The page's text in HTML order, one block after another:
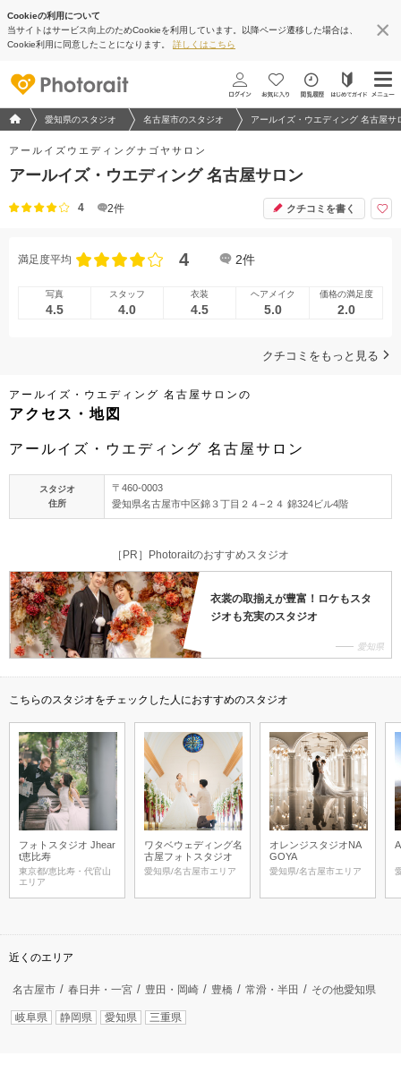
Cookieの利用について
当サイトはサービス向上のためCookieを利用しています。以降ページ遷移した場合は、
Cookie利用に同意したことになります。 詳しくはこちら
フォトウエディング/結婚写真のPhotorait ホーム
愛知県のスタジオ 名古屋市のスタジオ アールイズ・ウエディング 名古屋サ
アールイズウエディングナゴヤサロン
アールイズ・ウエディング 名古屋サロン
4 2件 クチコミを書く
満足度平均 4 2件
写真
4.5
スタッフ
4.0
衣装
4.5
ヘアメイク
5.0
価格の満足度
2.0
クチコミをもっと見る
アールイズ・ウエディング 名古屋サロンの
アクセス・地図
アールイズ・ウエディング 名古屋サロン
スタジオ
住所
〒460-0003
愛知県名古屋市中区錦３丁目２４−２４ 錦324ビル4階
［PR］Photoraitのおすすめスタジオ
衣裳の取揃えが豊富！ロケもスタ
ジオも充実のスタジオ
愛知県
こちらのスタジオをチェックした人におすすめのスタジオ
フォトスタジオ Jhear
t恵比寿
東京都/恵比寿・代官山
エリア
ワタベウェディング名
古屋フォトスタジオ
愛知県/名古屋市エリア
オレンジスタジオNA
GOYA
愛知県/名古屋市エリア
近くのエリア
名古屋市 春日井・一宮 豊田・岡崎 豊橋 常滑・半田 その他愛知県
岐阜県 静岡県 愛知県 三重県